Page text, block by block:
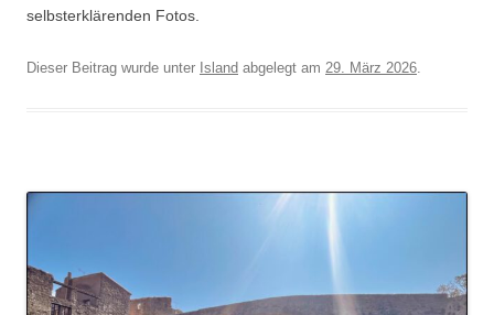
selbsterklärenden Fotos.
Dieser Beitrag wurde unter Island abgelegt am 29. März 2026.